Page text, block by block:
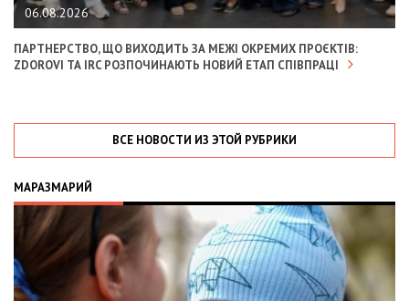
06.08.2026
ПАРТНЕРСТВО, ЩО ВИХОДИТЬ ЗА МЕЖІ ОКРЕМИХ ПРОЄКТІВ:
ZDOROVI ТА IRC РОЗПОЧИНАЮТЬ НОВИЙ ЕТАП СПІВПРАЦІ
ВСЕ НОВОСТИ ИЗ ЭТОЙ РУБРИКИ
МАРАЗМАРИЙ